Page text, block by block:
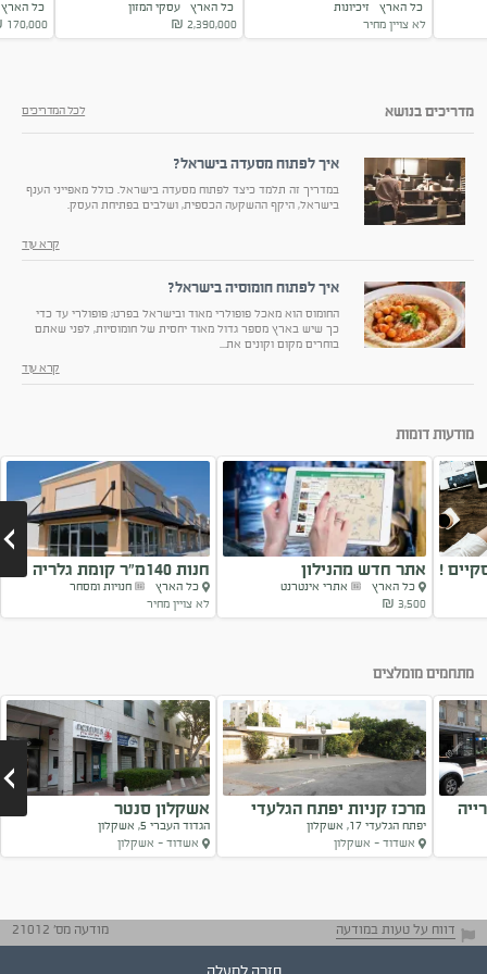
במותג המוביל
כל הארץ זיכיונות
לא צויין מחיר
במרכז הארץ
כל הארץ עסקי המזון
2,390,000
₪
כל
170,000
מדריכים בנושא לכל המדריכים
איך לפתוח מסעדה בישראל?
במדריך זה תלמד כיצד לפתוח מסעדה בישראל. כולל מאפייני הענף
בישראל, היקף ההשקעה הכספית, ושלבים בפתיחת העסק.
קרא עוד
איך לפתוח חומוסיה בישראל?
החומוס הוא מאכל פופולרי מאוד ובישראל בפרט; פופולרי עד כדי
כך שיש בארץ מספר גדול מאוד יחסית של חומוסיות, לפני שאתם
בוחרים מקום וקונים את...
קרא עוד
מודעות דומות
! אתר חדש מהנילון
כל הארץ
אתרי אינטרנט
3,500 ₪
חנות 140מ”ר קומת גלריה
כל הארץ
חנויות ומסחר
לא צויין מחיר
מתחמים מומלצים
מרכז קניות יפתח הגלעדי
17...
יפתח הגלעדי 17, אשקלון
אשדוד - אשקלון
אשקלון סנטר
הגדוד העברי 5, אשקלון
אשדוד - אשקלון
דווח על טעות במודעה מודעה מס' 21012